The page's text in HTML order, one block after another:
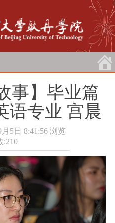
事】毕业篇
专业 宫晨
5日 8:41:56 浏览
:210